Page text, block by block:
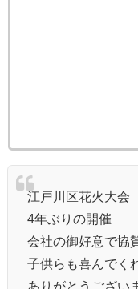
江戸川区花火大会
4年ぶりの開催
会社の御好意で協
子供らも喜んでく
ありがとうござい